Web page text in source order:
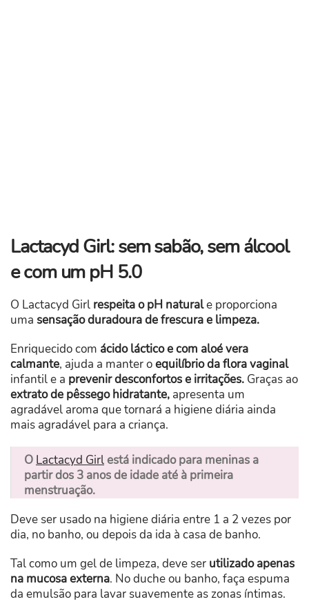
Lactacyd Girl:sem sabão, sem álcool
e com um pH 5.0
O Lactacyd Girl respeita o pH naturale proporciona
uma sensação duradoura de frescura e limpeza.
Enriquecido com ácido láctico e com aloé vera
calmante, ajuda a manter oequilíbrio da flora vaginal
infantil e a prevenir desconfortos e irritações. Graças ao
extrato de pêssego hidratante, apresenta um
agradável aroma que tornará a higiene diária ainda
mais agradável para a criança.
O Lactacyd Girlestá indicado para meninas a
partir dos 3 anos de idade até à primeira
menstruação.
Deve ser usado na higiene diária entre 1 a 2 vezes por
dia, no banho, ou depois da ida à casa de banho.
Tal como um gel de limpeza, deve ser utilizado apenas
na mucosa externa. No duche ou banho, faça espuma
da emulsão para lavar suavemente as zonas íntimas.